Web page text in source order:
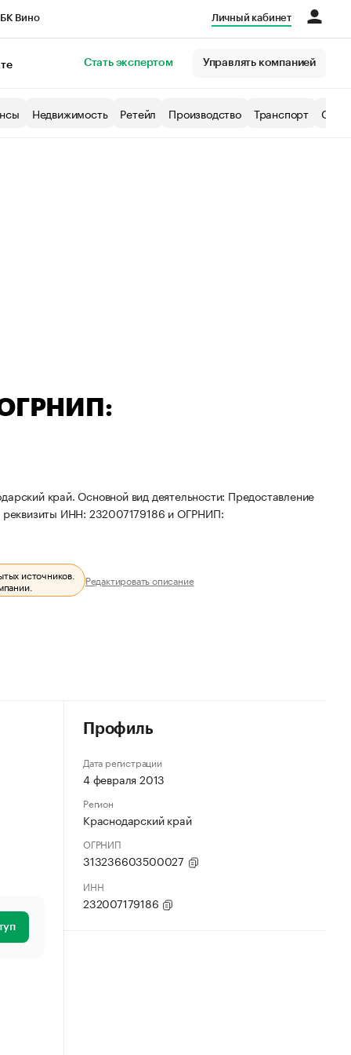
Вино Личный кабинет
Стать экспертом Управлять компанией
Недвижимость Ретейл Производство Транспорт
ОГРНИП:
край. Основной вид деятельности: Предоставление
реквизиты ИНН: 232007179186 и ОГРНИП:
источников.
Редактировать описание
Профиль
Дата регистрации
4 февраля 2013
Регион
Краснодарский край
ОГРНИП
313236603500027
ИНН
232007179186